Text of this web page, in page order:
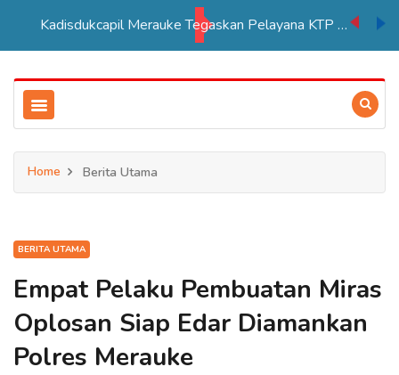
Kadisdukcapil Merauke Tegaskan Pelayana KTP Sesuai SOP
Home Berita Utama
BERITA UTAMA
Empat Pelaku Pembuatan Miras
Oplosan Siap Edar Diamankan
Polres Merauke